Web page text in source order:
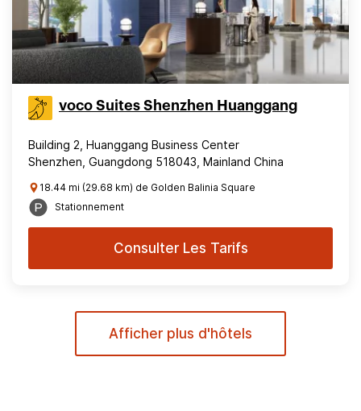
voco Suites Shenzhen Huanggang
Building 2, Huanggang Business Center
Shenzhen, Guangdong 518043, Mainland China
18.44 mi (29.68 km) de Golden Balinia Square
Stationnement
Consulter Les Tarifs
Afficher plus d'hôtels